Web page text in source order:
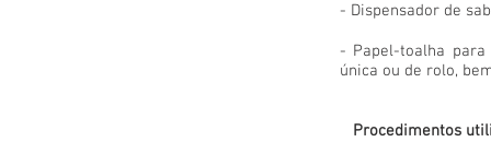
- Dispensador de
- Papel-toalha
única ou de rolo,
Procedimentos